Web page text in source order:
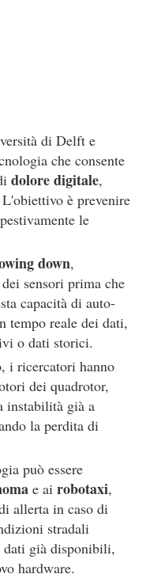
di Delft e
che consente
dolore digitale,
è prevenire
le
down,
sensori prima che
capacità di auto-
tempo reale dei dati,
o dati storici.
i ricercatori hanno
dei quadrotor,
instabilità già a
la perdita di
può essere
e ai robotaxi,
allerta in caso di
stradali
dati già disponibili,
hardware.